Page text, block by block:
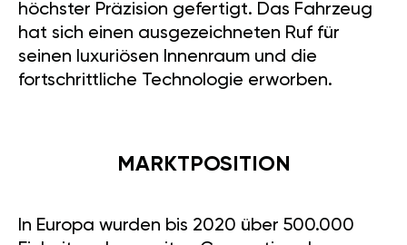
höchster Präzision gefertigt. Das Fahrzeug
hat sich einen ausgezeichneten Ruf für
seinen luxuriösen Innenraum und die
fortschrittliche Technologie erworben.
MARKTPOSITION
In Europa wurden bis 2020 über 500.000